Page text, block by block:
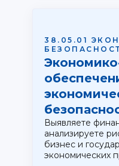
38.05.01
Выявляете
анализируете
бизнес и
экономических